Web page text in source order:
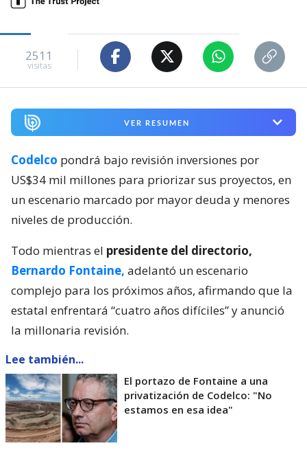
2511
visitas
VER RESUMEN
Codelco pondrá bajo revisión inversiones por
US$34 mil millones para priorizar sus proyectos, en
un escenario marcado por mayor deuda y menores
niveles de producción.
Todo mientras el presidente del directorio,
Bernardo Fontaine, adelantó un escenario
complejo para los próximos años, afirmando que la
estatal enfrentará “cuatro años difíciles” y anunció
la millonaria revisión.
Lee también...
El portazo de Fontaine a una
privatización de Codelco: "No
estamos en esa idea"